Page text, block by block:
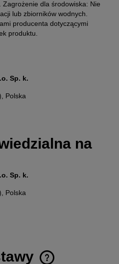
dla środowiska: Nie
lub zbiorników wodnych.
producenta dotyczącymi
produktu.
Sp. k.
Polska
na
Sp. k.
Polska